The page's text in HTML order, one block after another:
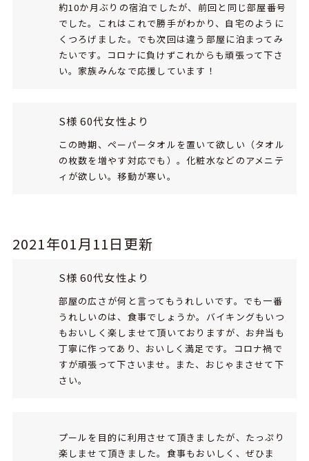
約10か月ぶりの宿泊でしたが、前回と同じ部屋番号
でした。これはこれで勝手がわかり、自宅のように
くつろげました。でも次回は違う部屋に泊まってみ
たいです。コロナに負けずこれからも頑張って下さ
い。家族みんなで応援しています！
S様 60代女性より
この時期、ペーパータオルを置いて欲しい（タオル
の枚数を増やす対応でも）。化粧水などのアメニテ
ィが欲しい。移動が寒い。
2021年01月11日更新
S様 60代女性より
部屋の広さが何と言ってもうれしいです。でも一番
うれしいのは、食事でしょうか。バイキングもいつ
もおいしく楽しませて頂いておりますが、お弁当も
丁寧に作ってあり、おいしく満足です。コロナ禍で
すが頑張って下さいませ。また、おじゃまさせて下
さい。
プールを目的に利用させて頂きましたが、たっぷり
楽しませて頂きました。食事もおいしく、ぜひま